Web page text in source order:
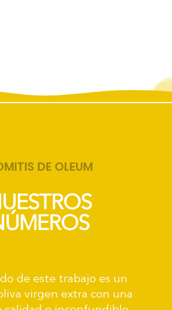
DE OLEUM
de este trabajo es un
virgen extra con una